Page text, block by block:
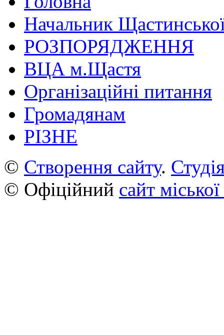
Начальник
РОЗПОРЯДЖЕННЯ
ВЦА м.Щастя
Організаційні питання
Громадянам
РІЗНЕ
© Створення сайту.
© Офіційний сайт